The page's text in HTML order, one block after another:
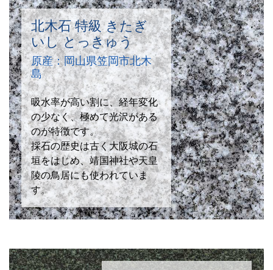
北木石 特級 きたぎ
いし とっきゅう
原産：岡山県笠岡市北木
島
吸水率が高い割に、経年変化
の少なく、極めて光沢がある
のが特徴です。
採石の歴史は古く大阪城の石
垣をはじめ、靖国神社や天皇
陵の鳥居にも使われていま
す。